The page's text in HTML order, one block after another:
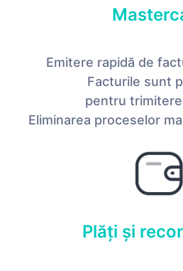
Emitere rapidă de
Facturile sunt
pentru
Eliminarea proceselor
Plăți și